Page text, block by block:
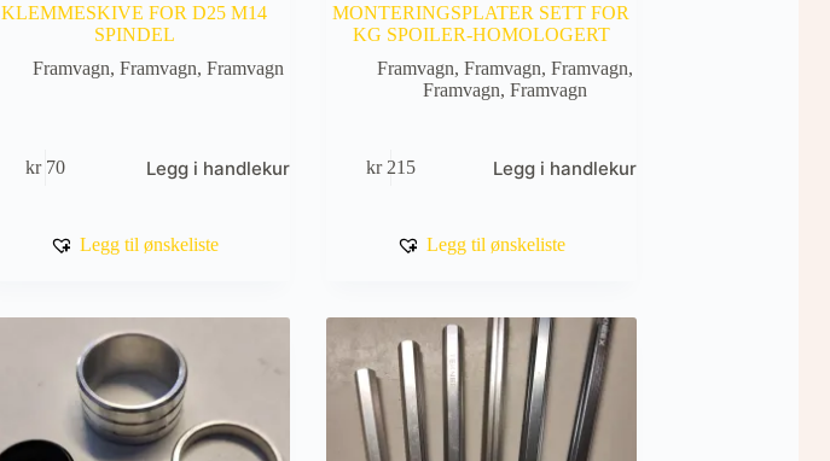
KLEMMESKIVE FOR D25 M14
SPINDEL
Framvagn,Framvagn,Framvagn
kr70 Legg i handlekurv
Legg til ønskeliste
MONTERINGSPLATER SETT FOR
KG SPOILER-HOMOLOGERT
Framvagn,Framvagn,Framvagn,
Framvagn,Framvagn
kr215 Legg i handlekurv
Legg til ønskeliste